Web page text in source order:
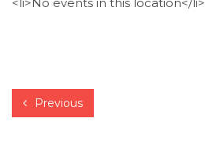
Previous